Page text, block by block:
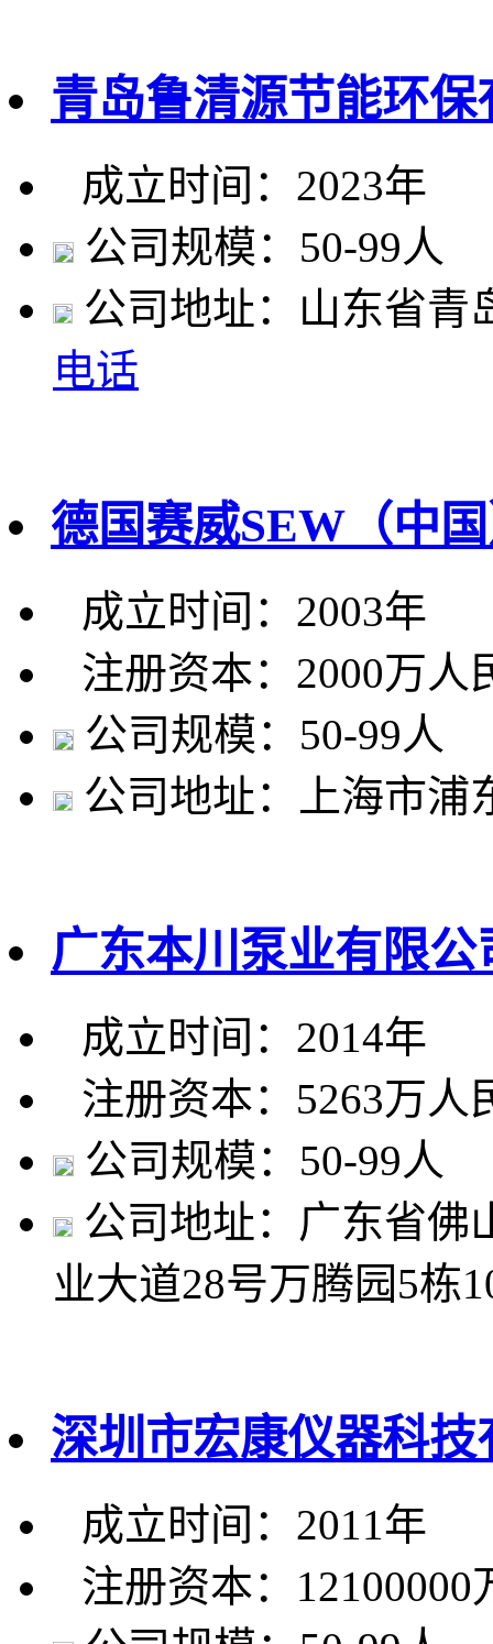
青岛鲁清源节能环保
成立时间：2023年
公司规模：50-99人
公司地址：山东省青
电话
德国赛威SEW（中
成立时间：2003年
注册资本：2000万人
公司规模：50-99人
公司地址：上海市浦
广东本川泵业有限公
成立时间：2014年
注册资本：5263万人
公司规模：50-99人
公司地址：广东省佛
业大道28号万腾园5栋
深圳市宏康仪器科技
成立时间：2011年
注册资本：12100000